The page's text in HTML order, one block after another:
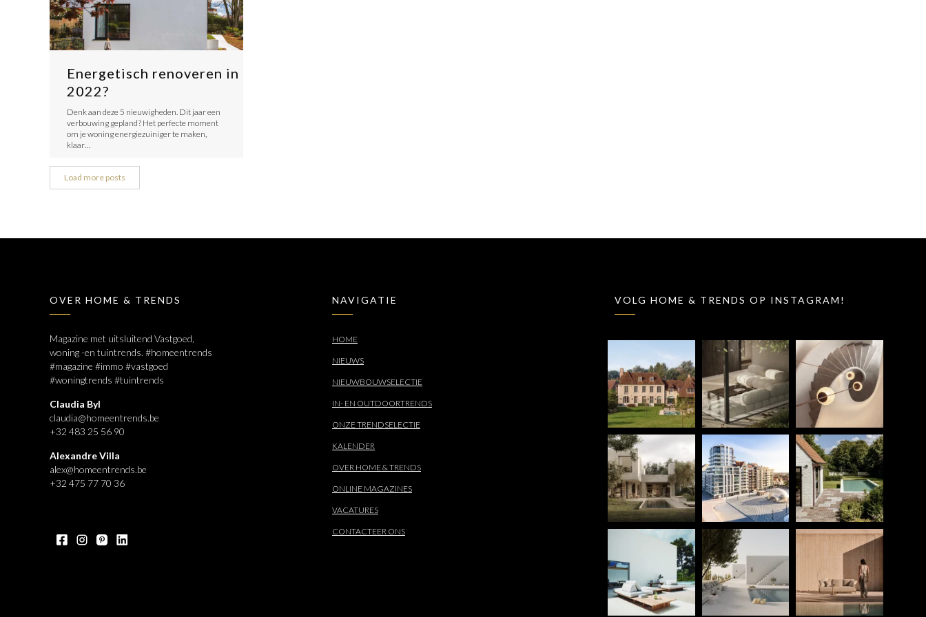
Energetisch renoveren in
2022?
Denk aan deze 5 nieuwigheden. Dit jaar een
verbouwing gepland? Het perfecte moment
om je woning energiezuiniger te maken,
klaar…
Load more posts
OVER HOME & TRENDS
Magazine met uitsluitend Vastgoed,
woning -en tuintrends. #homeentrends
#magazine #immo #vastgoed
#woningtrends #tuintrends
Claudia Byl
claudia@homeentrends.be
+32 483 25 56 90
Alexandre Villa
alex@homeentrends.be
+32 475 77 70 36
NAVIGATIE
HOME
NIEUWS
NIEUWBOUWSELECTIE
IN- EN OUTDOORTRENDS
ONZE TRENDSELECTIE
KALENDER
OVER HOME & TRENDS
ONLINE MAGAZINES
VACATURES
CONTACTEER ONS
VOLG HOME & TRENDS OP INSTAGRAM!